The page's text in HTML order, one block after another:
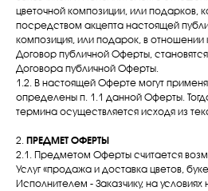
цветочной композиции, или подарков,
посредством акцепта настоящей
композиция, или подарок, в отношении
Договор публичной Оферты,
Договора публичной Оферты.
1.2. В настоящей Оферте могут
определены п. 1.1 данной Оферты.
термина осуществляется исходя из
2. ПРЕДМЕТ ОФЕРТЫ
2.1. Предметом Оферты считается
Услуг «продажа и доставка цветов,
Исполнителем - Заказчику, на